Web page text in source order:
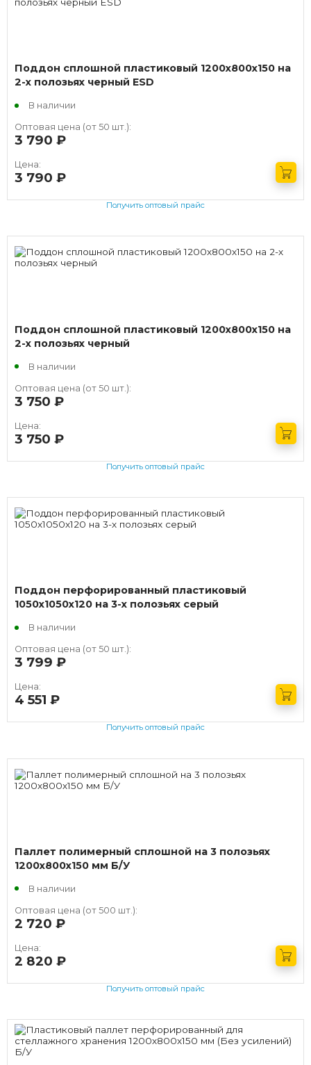
Поддон сплошной пластиковый 1200х800х150 на
2-х полозьях черный ESD
В наличии
Оптовая цена (от 50 шт.):
3 790
Цена:
3 790
Получить оптовый прайс
Поддон сплошной пластиковый 1200х800х150 на
2-х полозьях черный
В наличии
Оптовая цена (от 50 шт.):
3 750
Цена:
3 750
Получить оптовый прайс
Поддон перфорированный пластиковый
1050х1050х120 на 3-х полозьях серый
В наличии
Оптовая цена (от 50 шт.):
3 799
Цена:
4 551
Получить оптовый прайс
Паллет полимерный сплошной на 3 полозьях
1200х800х150 мм Б/У
В наличии
Оптовая цена (от 500 шт.):
2 720
Цена:
2 820
Получить оптовый прайс